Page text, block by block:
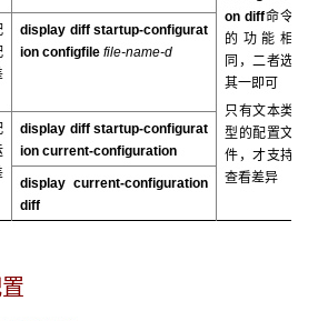
on diff命令
的功能相
同，二者选
其一即可
只有文本类
型的配置文
件，才支持
查看差异
display diff startup-configurat
ion configfilefile-name-d
display diff startup-configurat
ion current-configuration
display current-configuration
diff